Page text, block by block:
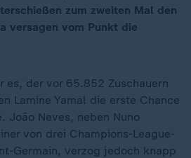
zum zweiten Mal den
versagen vom Punkt die
es, der vor 65.852 Zuschauern
Lamine Yamal die erste Chance
João Neves, neben Nuno
von drei Champions-League-
Germain, verzog jedoch knapp